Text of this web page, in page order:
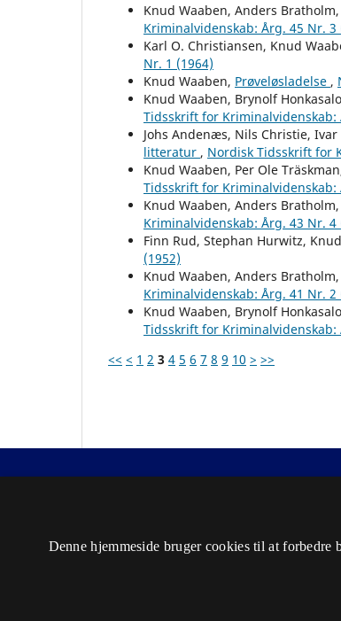
Knud Waaben, Anders
Kriminalvidenskab: Årg. 45 Nr. 3
Karl O. Christiansen, Knud
Nr. 1 (1964)
Knud Waaben, Prøveløsladelse ,
Knud Waaben, Brynolf
Tidsskrift for Kriminalvidenskab:
Johs Andenæs, Nils Christie,
litteratur , Nordisk Tidsskrift for
Knud Waaben, Per Ole
Tidsskrift for Kriminalvidenskab:
Knud Waaben, Anders
Kriminalvidenskab: Årg. 43 Nr. 4
Finn Rud, Stephan Hurwitz,
(1952)
Knud Waaben, Anders
Kriminalvidenskab: Årg. 41 Nr. 2
Knud Waaben, Brynolf
Tidsskrift for Kriminalvidenskab:
<< < 1 2 3 4 5 6 7 8 9 10 > >>
Nordisk Tidsskrift for
ISSN 2446-3051 (Online)
Denne hjemmeside bruger cookies til at forbedre